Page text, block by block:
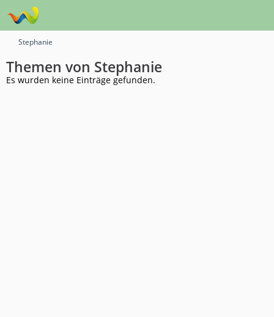
Stephanie
Themen von Stephanie
Es wurden keine Einträge gefunden.